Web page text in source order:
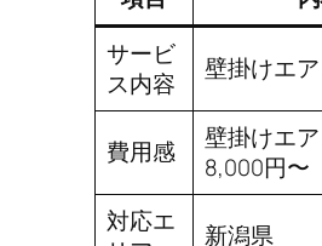
サービ
ス内容
壁掛けエ
費用感
壁掛けエア
8,000円〜
対応エ
新潟県